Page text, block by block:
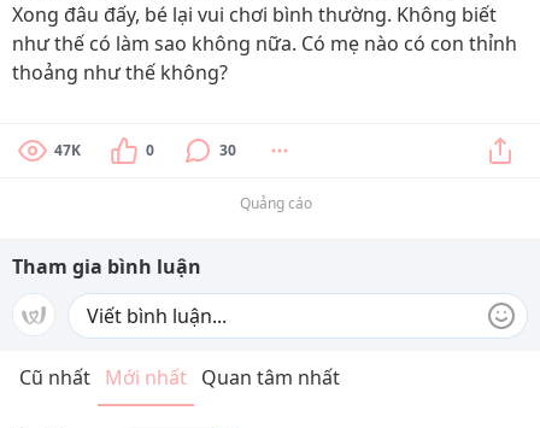
Xong đâu đấy, bé lại vui chơi bình thường. Không biết
như thế có làm sao không nữa. Có mẹ nào có con thỉnh
thoảng như thế không?
47K 0 30
Quảng cáo
Tham gia bình luận
Cũ nhất Mới nhất Quan tâm nhất